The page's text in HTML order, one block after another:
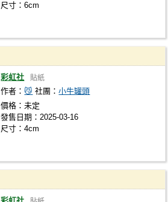
尺寸：6cm
彩虹社 貼紙
作者：😼 社團：小牛罐頭
價格：未定
發售日期：2025-03-16
尺寸：4cm